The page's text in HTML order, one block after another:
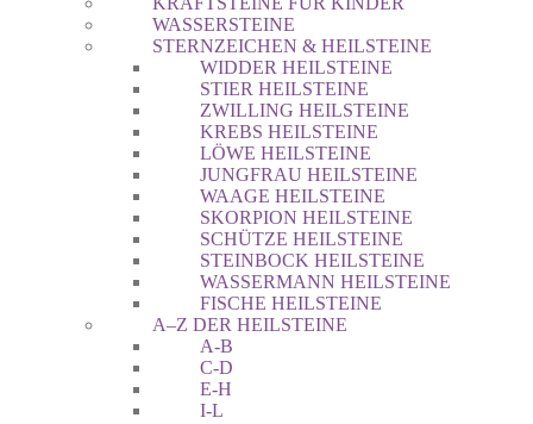
WASSERSTEINE
STERNZEICHEN & HEILSTEINE
WIDDER HEILSTEINE
STIER HEILSTEINE
ZWILLING HEILSTEINE
KREBS HEILSTEINE
LÖWE HEILSTEINE
JUNGFRAU HEILSTEINE
WAAGE HEILSTEINE
SKORPION HEILSTEINE
SCHÜTZE HEILSTEINE
STEINBOCK HEILSTEINE
WASSERMANN HEILSTEINE
FISCHE HEILSTEINE
A–Z DER HEILSTEINE
A-B
C-D
E-H
I-L